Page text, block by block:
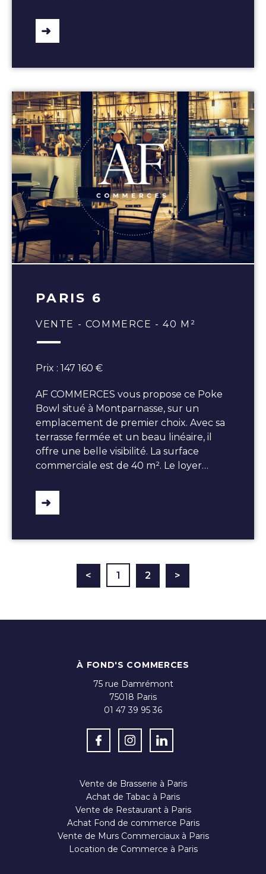
PARIS 6
VENTE - COMMERCE - 40 M²
Prix : 147 160 €
AF COMMERCES vous propose ce Poke
Bowl situé à Montparnasse, sur un
emplacement de premier choix. Avec sa
terrasse fermée et un beau linéaire, il
offre une belle visibilité. La surface
commerciale est de 40 m². Le loyer…
< 1 2 >
À FOND'S COMMERCES
75 rue Damrémont
75018 Paris
01 47 39 95 36
Vente de Brasserie à Paris
Achat de Tabac à Paris
Vente de Restaurant à Paris
Achat Fond de commerce Paris
Vente de Murs Commerciaux à Paris
Location de Commerce à Paris